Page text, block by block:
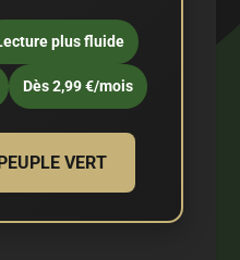
plus fluide
Dès 2,99 €/mois
VERT